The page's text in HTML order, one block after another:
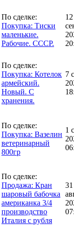
По сделке:
Покупка: Тиски
маленькие.
Рабочие. СССР.
12
По сделке:
Покупка: Котелок
армейский.
Новый. С
хранения.
7
По сделке:
Покупка: Вазелин
ветеринарный
800гр
1
По сделке:
Продажа: Кран
шаровый бабочка
американка 3/4
производство
Италия с рубля
31